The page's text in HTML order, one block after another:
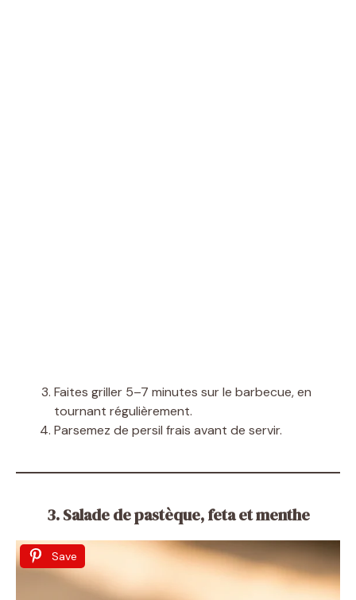
Faites griller 5–7 minutes sur le barbecue, en
tournant régulièrement.
Parsemez de persil frais avant de servir.
3. Salade de pastèque, feta et menthe
Save